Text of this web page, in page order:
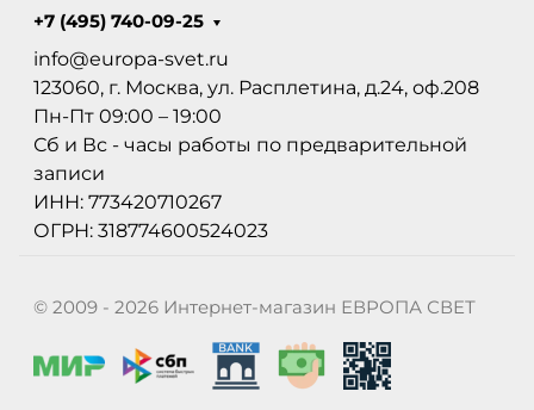
+7 (495) 740-09-25
info@europa-svet.ru
123060, г. Москва, ул. Расплетина, д.24, оф.208
Пн-Пт 09:00 – 19:00
Сб и Вс - часы работы по предварительной
записи
ИНН: 773420710267
ОГРН: 318774600524023
© 2009 - 2026 Интернет-магазин ЕВРОПА СВЕТ